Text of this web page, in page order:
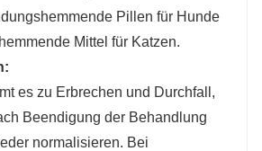
Pillen für Hunde
Mittel für Katzen.
es zu Erbrechen und Durchfall,
Beendigung der Behandlung
normalisieren. Bei